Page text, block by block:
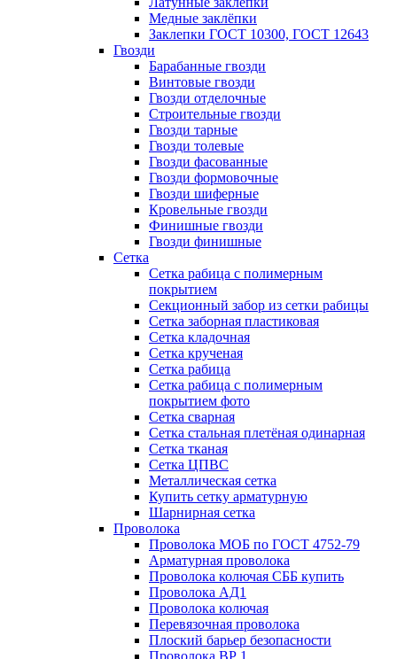
Медные заклёпки
Заклепки ГОСТ 10300, ГОСТ 12643
Гвозди
Барабанные гвозди
Винтовые гвозди
Гвозди отделочные
Строительные гвозди
Гвозди тарные
Гвозди толевые
Гвозди фасованные
Гвозди формовочные
Гвозди шиферные
Кровельные гвозди
Финишные гвозди
Гвозди финишные
Сетка
Сетка рабица с полимерным
покрытием
Секционный забор из сетки рабицы
Сетка заборная пластиковая
Сетка кладочная
Сетка крученая
Сетка рабица
Сетка рабица с полимерным
покрытием фото
Сетка сварная
Сетка стальная плетёная одинарная
Сетка тканая
Сетка ЦПВС
Металлическая сетка
Купить сетку арматурную
Шарнирная сетка
Проволока
Проволока МОБ по ГОСТ 4752-79
Арматурная проволока
Проволока колючая СББ купить
Проволока АД1
Проволока колючая
Перевязочная проволока
Плоский барьер безопасности
Проволока ВР 1